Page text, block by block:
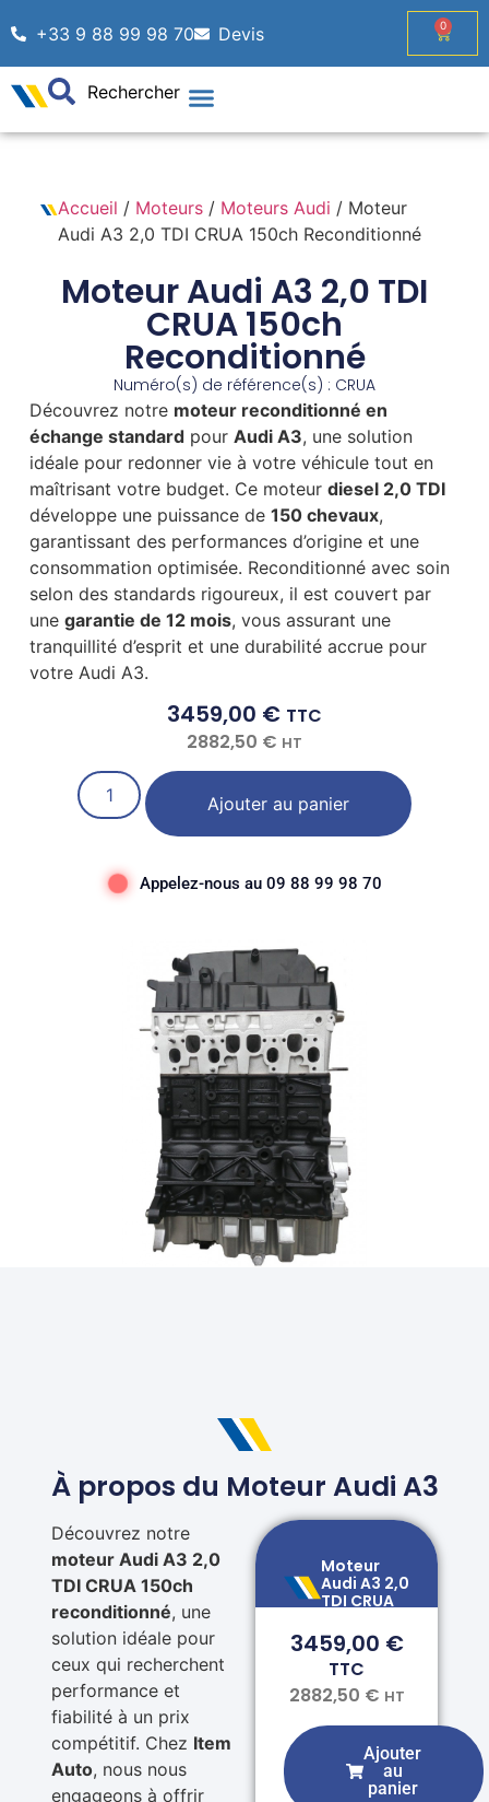
+33 9 88 99 98 70 Devis 0
Rechercher
Accueil / Moteurs / Moteurs Audi / Moteur
Audi A3 2,0 TDI CRUA 150ch Reconditionné
Moteur Audi A3 2,0 TDI
CRUA 150ch
Reconditionné
Numéro(s) de référence(s) : CRUA
Découvrez notre moteur reconditionné en
échange standardpour Audi A3, une solution
idéale pour redonner vie à votre véhicule tout en
maîtrisant votre budget. Ce moteur diesel 2,0 TDI
développe une puissance de 150 chevaux,
garantissant des performances d’origine et une
consommation optimisée. Reconditionné avec soin
selon des standards rigoureux, il est couvert par
une garantie de 12 mois, vous assurant une
tranquillité d’esprit et une durabilité accrue pour
votre Audi A3.
3459,00 € TTC
2882,50 € HT
Ajouter au panier
Appelez-nous au 09 88 99 98 70
À propos du Moteur Audi A3
Découvrez notre
moteur Audi A3 2,0
TDI CRUA 150ch
reconditionné, une
solution idéale pour
ceux qui recherchent
performance et
fiabilité à un prix
compétitif. Chez Item
Auto, nous nous
engageons à offrir
Moteur
Audi A3 2,0
TDI CRUA
3459,00 €
TTC
2882,50 € HT
Ajouter
au
panier